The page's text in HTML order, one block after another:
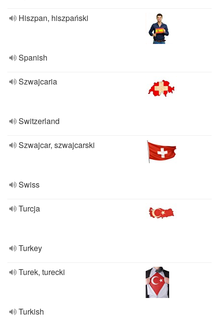
Hiszpan, hiszpański
Spanish
Szwajcaria
Switzerland
Szwajcar, szwajcarski
Swiss
Turcja
Turkey
Turek, turecki
Turkish